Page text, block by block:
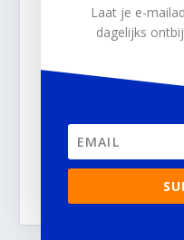
Laat je e-
dagelijks